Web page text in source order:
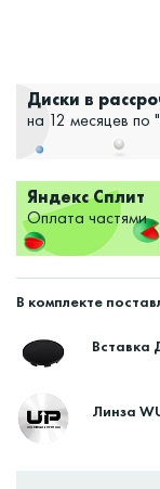
Диски в
на 12 месяцев по
Яндекс Сплит
Оплата частями
В комплекте
Вставка
Линза